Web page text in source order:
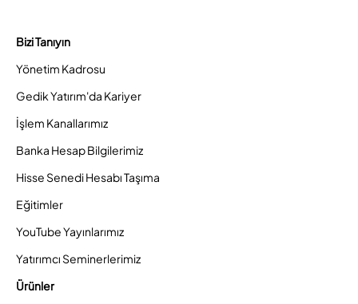
Bizi Tanıyın
Yönetim Kadrosu
Gedik Yatırım'da Kariyer
İşlem Kanallarımız
Banka Hesap Bilgilerimiz
Hisse Senedi Hesabı Taşıma
Eğitimler
YouTube Yayınlarımız
Yatırımcı Seminerlerimiz
Ürünler